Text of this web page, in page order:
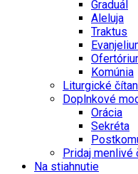
Graduál
Aleluja
Traktus
Komúnia
Liturgické
Doplnkové
Orácia
Sekréta
Pridaj menlivé
Na stiahnutie